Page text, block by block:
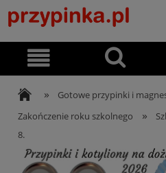
» Gotowe przypinki i
Zakończenie roku szkolnego »
8.